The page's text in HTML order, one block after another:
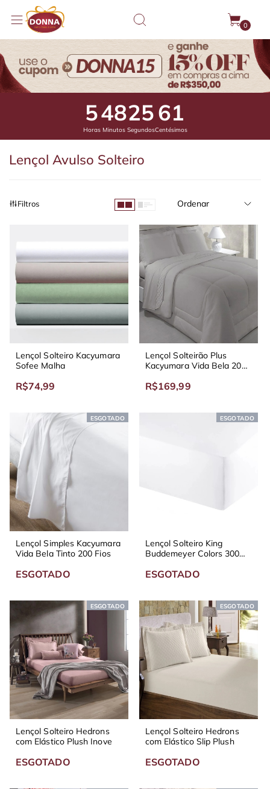
0
5
Horas
48
Minutos
25
Segundos
0
Centésimos
Lençol Avulso Solteiro
Filtros Ordenar
Lençol Solteiro Kacyumara
Sofee Malha
R$74,99
Lençol Solteirão Plus
Kacyumara Vida Bela 200
R$169,99
ESGOTADO
Lençol Simples Kacyumara
Vida Bela Tinto 200 Fios
ESGOTADO
ESGOTADO
Lençol Solteiro King
Buddemeyer Colors 300
ESGOTADO
ESGOTADO
Lençol Solteiro Hedrons
com Elástico Plush Inove
ESGOTADO
ESGOTADO
Lençol Solteiro Hedrons
com Elástico Slip Plush
ESGOTADO